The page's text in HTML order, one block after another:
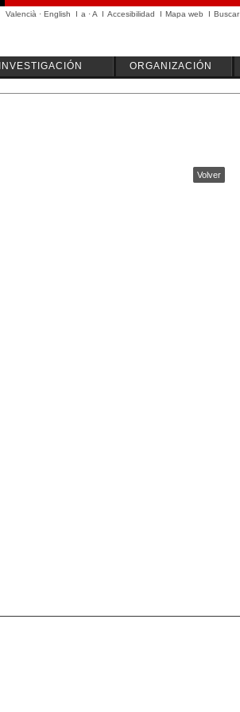
Valencià · English I a ·A I Accesibilidad I Mapa web I Buscar
INVESTIGACIÓN ORGANIZACIÓN
Volver